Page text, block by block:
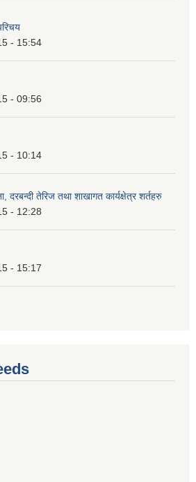
- 15:54
- 09:56
- 10:14
तेरिज तथा शाखागत कार्यक्षेत्र शर्तहरु
- 12:28
- 15:17